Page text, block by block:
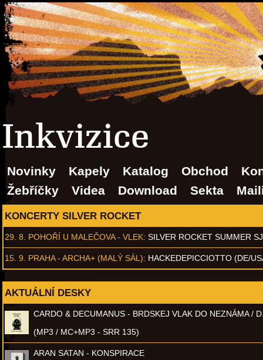
Inkvizice
Novinky Kapely Katalog Obchod
Žebříčky
Videa Download Sekta
KONCERTY SILVER ROCKET
29. 8. POHOŘÍ U MALEČOVA - VLEK: SILVER ROCKET SUMMER
15. 9. PRAHA - ARCHA+ (MALÝ SÁL): HACKEDEPICCIOTTO (DE/
AKTUÁLNÍ DESKY
CARDO & DECUMANUS - BRDSKEJ VLAK DO NEZNÁMA /
(MP3 / MC+MP3 - SRR 135)
ARAN SATAN - KONSPIRACE